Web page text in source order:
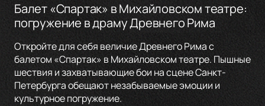
Балет «Спартак» в Михайловском театре:
погружение в драму Древнего Рима
Откройте для себя величие Древнего Рима с
балетом «Спартак» в Михайловском театре. Пышные
шествия и захватывающие бои на сцене Санкт-
Петербурга обещают незабываемые эмоции и
культурное погружение.